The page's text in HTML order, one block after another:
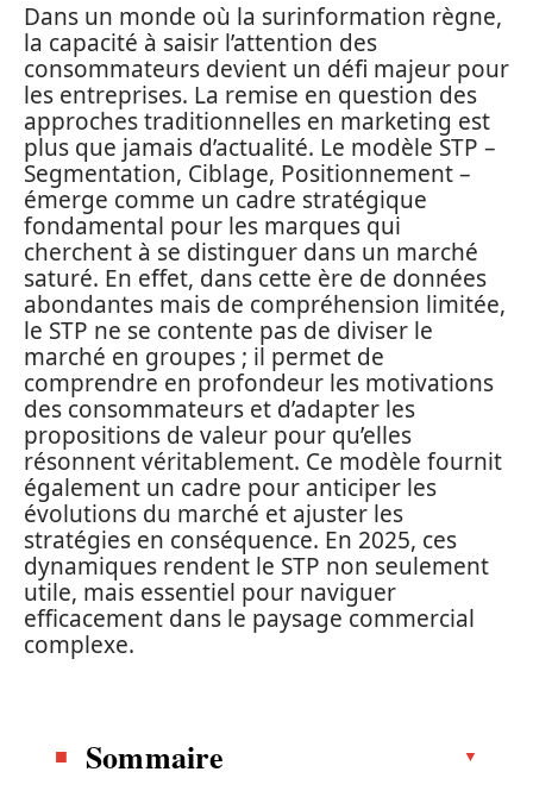
Dans un monde où la surinformation règne,
la capacité à saisir l’attention des
consommateurs devient un défi majeur pour
les entreprises. La remise en question des
approches traditionnelles en marketing est
plus que jamais d’actualité. Le modèle STP –
Segmentation, Ciblage, Positionnement –
émerge comme un cadre stratégique
fondamental pour les marques qui
cherchent à se distinguer dans un marché
saturé. En effet, dans cette ère de données
abondantes mais de compréhension limitée,
le STP ne se contente pas de diviser le
marché en groupes ; il permet de
comprendre en profondeur les motivations
des consommateurs et d’adapter les
propositions de valeur pour qu’elles
résonnent véritablement. Ce modèle fournit
également un cadre pour anticiper les
évolutions du marché et ajuster les
stratégies en conséquence. En 2025, ces
dynamiques rendent le STP non seulement
utile, mais essentiel pour naviguer
efficacement dans le paysage commercial
complexe.
Sommaire